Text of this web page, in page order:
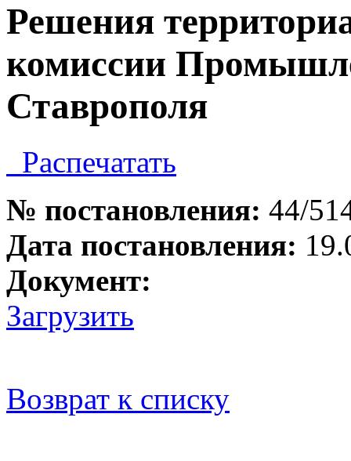
Решения
комиссии
Ставрополя
Распечатать
№ постановления: 44/
Дата постановления:
Документ:
Загрузить
Возврат к списку